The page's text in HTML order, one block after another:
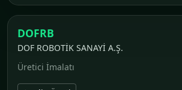
DOFRB
DOF ROBOTİK SANAYİ A.Ş.
Üretici İmalatı